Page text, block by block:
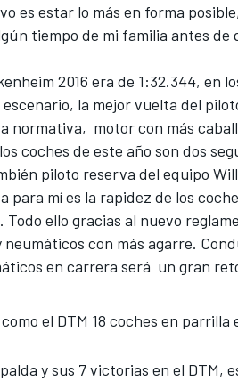
es estar lo más en forma
tiempo de mi familia antes de
2016 era de 1:32.344, en
la mejor vuelta del
normativa, motor con más
coches de este año son dos
piloto reserva del equipo
para mí es la rapidez de los
ello gracias al nuevo
con más agarre.
en carrera será un gran
el DTM 18 coches en parrilla
y sus 7 victorias en el DTM,